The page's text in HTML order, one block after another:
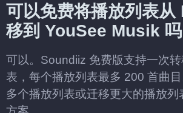
可以免费将播放列表
移到 YouSee Musik 吗
可以。Soundiiz 免费版支持一次转
表，每个播放列表最多 200 首曲
多个播放列表或迁移更大的播放列